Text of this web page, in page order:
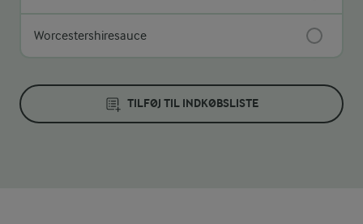
Worcestershiresauce
TILFØJ TIL INDKØBSLISTE